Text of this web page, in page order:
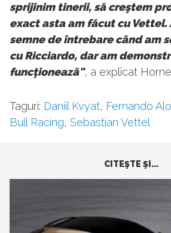
sprijinim tinerii, să creştem
exact asta am făcut cu Vettel.
semne de întrebare când am
cu Ricciardo, dar am
funcţionează", a explicat
Taguri: Daniil Kvyat, Fernando
Bull Racing, Sebastian Vettel
CITEŞTE ŞI...